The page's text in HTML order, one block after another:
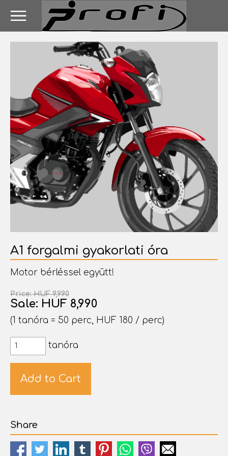
A1 forgalmi gyakorlati óra
Motor bérléssel együtt!
Price: HUF 9,990
Sale: HUF 8,990
(1 tanóra = 50 perc, HUF 180 / perc)
tanóra
Share